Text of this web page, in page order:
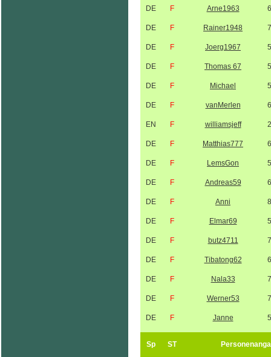
DE F Arne1963
DE F Rainer1948
DE F Joerg1967
DE F Thomas 67
DE F Michael
DE F vanMerlen
EN F williamsjeff
DE F Matthias777
DE F LemsGon
DE F Andreas59
DE F Anni
DE F Elmar69
DE F butz4711
DE F Tibatong62
DE F Nala33
DE F Werner53
DE F Janne
Sp ST